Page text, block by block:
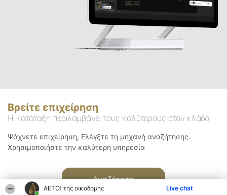
ΑΕΤΟΊ της οικοδομής Live chat
Βρείτε επιχείρηση
Η κατάταξη περιλαμβάνει τους καλύτερους στον κλάδο
Ψάχνετε επιχείρηση; Ελέγξτε τη μηχανή αναζήτησης.
Χρησιμοποιήστε την καλύτερη υπηρεσία
Αναζήτηση